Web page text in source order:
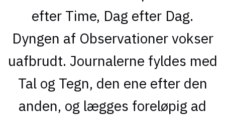
efter Time, Dag efter Dag.
Dyngen af Observationer vokser
uafbrudt. Journalerne fyldes med
Tal og Tegn, den ene efter den
anden, og lægges foreløpig ad